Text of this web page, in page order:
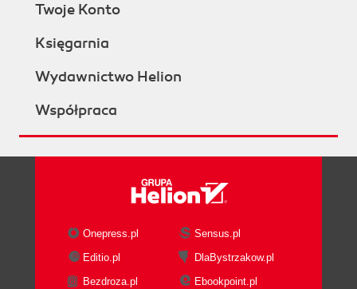
Twoje Konto
Księgarnia
Wydawnictwo Helion
Współpraca
Onepress.pl
Sensus.pl
Editio.pl
DlaBystrzakow.pl
Bezdroza.pl
Ebookpoint.pl